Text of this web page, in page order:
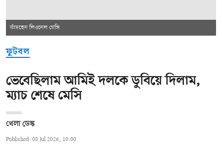
কাঁদছেন লিওনেল মেসি
ফুটবল
ভেবেছিলাম আমিই দলকে ডুবিয়ে দিলাম,
ম্যাচ শেষে মেসি
খেলা ডেস্ক
Published: 08 Jul 2026, 10:00